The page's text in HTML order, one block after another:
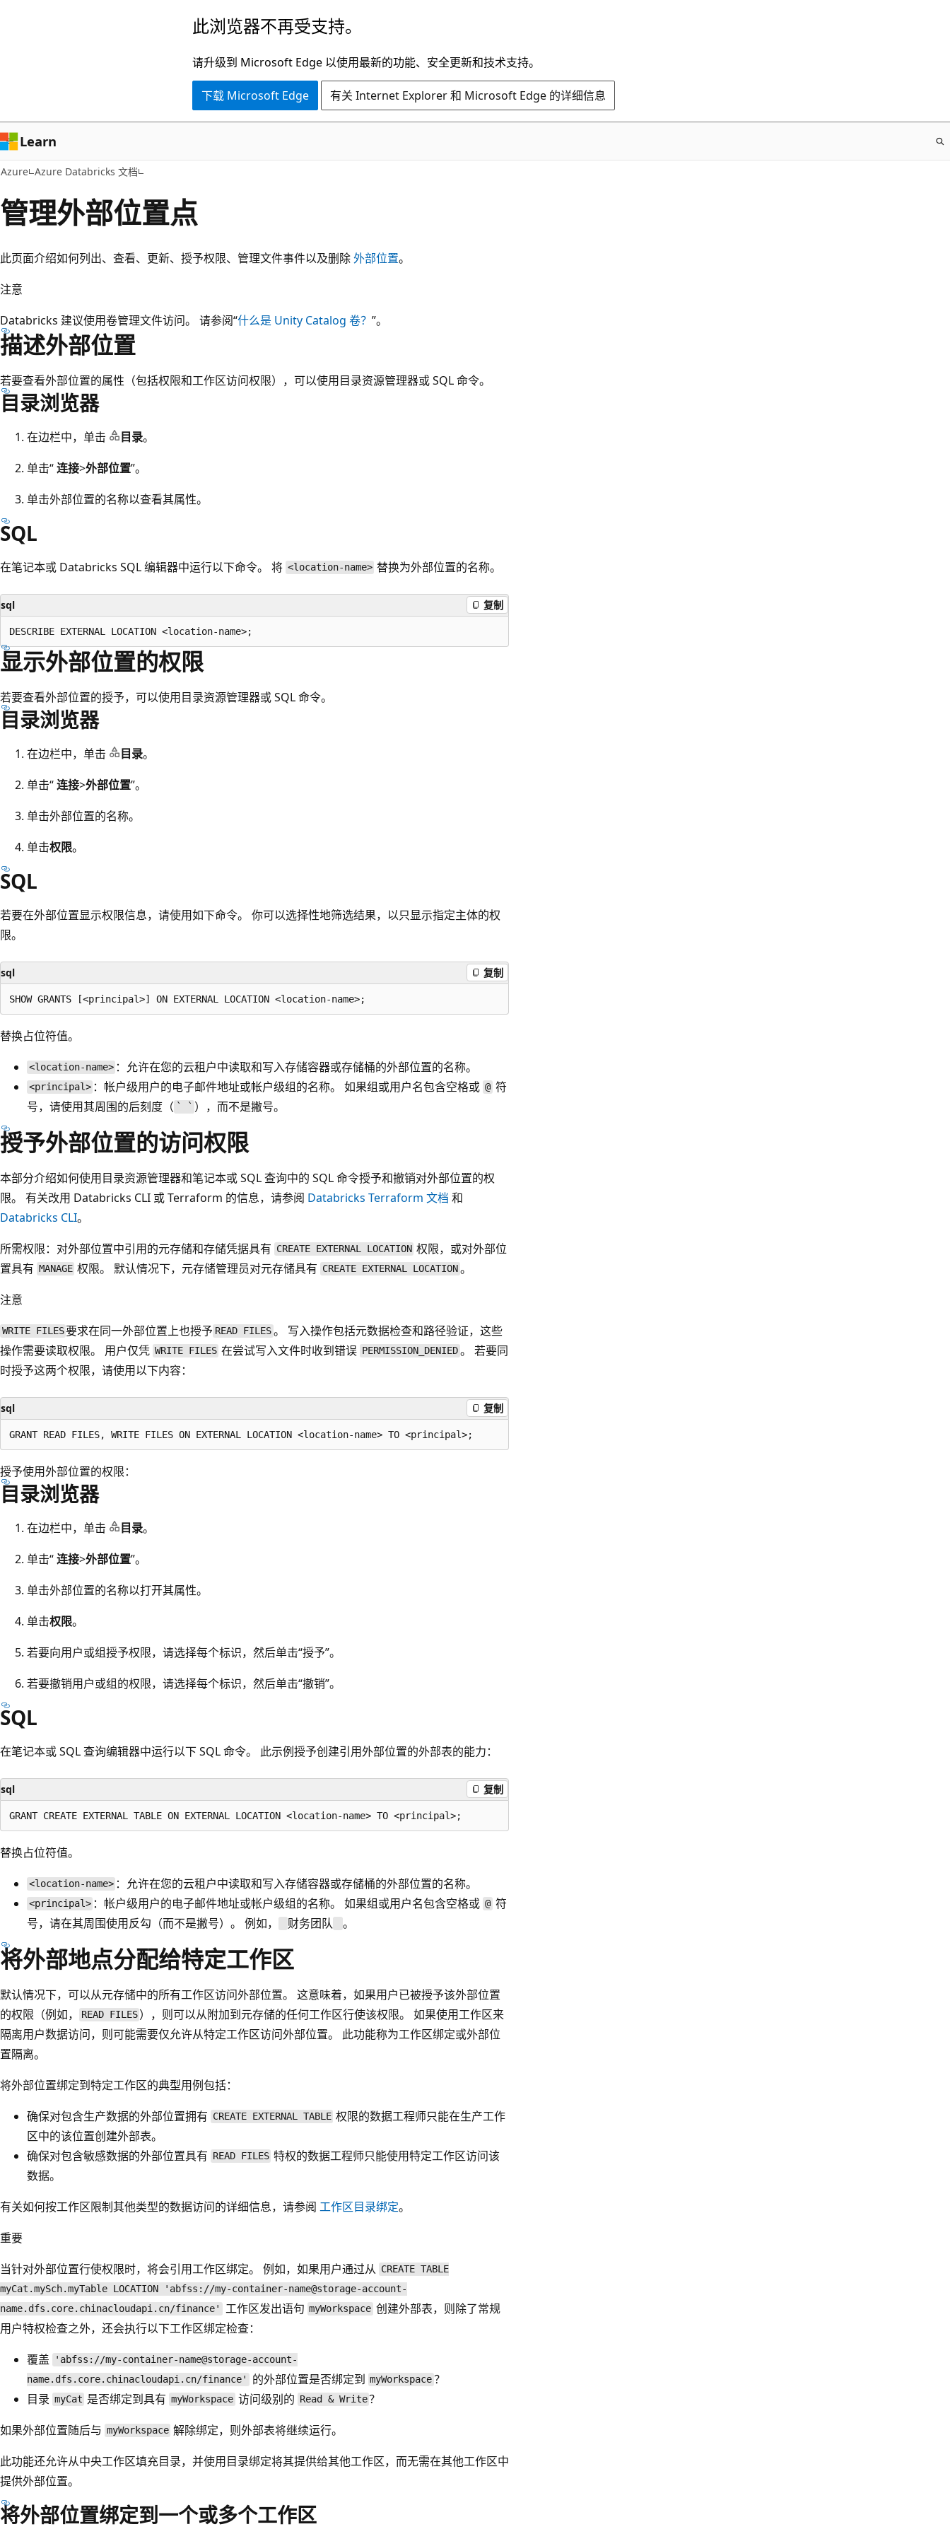
容
此浏览器不再受支持。
请升级到 Microsoft Edge 以使用最新的功能、安全更新和技术支持。
下载 Microsoft Edge 有关 Internet Explorer 和 Microsoft Edge 的详细信息
Learn
Azure Azure Databricks 文档
管理外部位置点
此页面介绍如何列出、查看、更新、授予权限、管理文件事件以及删除外部位置。
注意
Databricks 建议使用卷管理文件访问。 请参阅“什么是 Unity Catalog 卷？ ”。
描述外部位置
若要查看外部位置的属性（包括权限和工作区访问权限），可以使用目录资源管理器或 SQL 命令。
目录浏览器
在边栏中，单击 目录。
单击“连接>外部位置”。
单击外部位置的名称以查看其属性。
SQL
在笔记本或 Databricks SQL 编辑器中运行以下命令。 将 <location-name> 替换为外部位置的名称。
sql 复制
显示外部位置的权限
若要查看外部位置的授予，可以使用目录资源管理器或 SQL 命令。
目录浏览器
在边栏中，单击 目录。
单击“连接>外部位置”。
单击外部位置的名称。
单击权限。
SQL
若要在外部位置显示权限信息，请使用如下命令。 你可以选择性地筛选结果，以只显示指定主体的权
限。
sql 复制
替换占位符值。
<location-name> ：允许在您的云租户中读取和写入存储容器或存储桶的外部位置的名称。
<principal> ：帐户级用户的电子邮件地址或帐户级组的名称。 如果组或用户名包含空格或@符
号，请使用其周围的后刻度（ ` ` ），而不是撇号。
授予外部位置的访问权限
本部分介绍如何使用目录资源管理器和笔记本或 SQL 查询中的 SQL 命令授予和撤销对外部位置的权
限。 有关改用 Databricks CLI 或 Terraform 的信息，请参阅 Databricks Terraform 文档 和
Databricks CLI。
所需权限：对外部位置中引用的元存储和存储凭据具有 CREATE EXTERNAL LOCATION 权限，或对外部位
置具有 MANAGE 权限。 默认情况下，元存储管理员对元存储具有 CREATE EXTERNAL LOCATION。
注意
WRITE FILES要求在同一外部位置上也授予 READ FILES。 写入操作包括元数据检查和路径验证，这些
操作需要读取权限。 用户仅凭 WRITE FILES 在尝试写入文件时收到错误 PERMISSION_DENIED。 若要同
时授予这两个权限，请使用以下内容：
sql 复制
授予使用外部位置的权限：
目录浏览器
在边栏中，单击 目录。
单击“连接>外部位置”。
单击外部位置的名称以打开其属性。
单击权限。
若要向用户或组授予权限，请选择每个标识，然后单击“授予”。
若要撤销用户或组的权限，请选择每个标识，然后单击“撤销”。
SQL
在笔记本或 SQL 查询编辑器中运行以下 SQL 命令。 此示例授予创建引用外部位置的外部表的能力：
sql 复制
替换占位符值。
<location-name> ：允许在您的云租户中读取和写入存储容器或存储桶的外部位置的名称。
<principal> ：帐户级用户的电子邮件地址或帐户级组的名称。 如果组或用户名包含空格或@符
号，请在其周围使用反勾（而不是撇号）。 例如，
财务团队 。
将外部地点分配给特定工作区
默认情况下，可以从元存储中的所有工作区访问外部位置。 这意味着，如果用户已被授予该外部位置
的权限（例如，
READ FILES ），则可以从附加到元存储的任何工作区行使该权限。 如果使用工作区来
隔离用户数据访问，则可能需要仅允许从特定工作区访问外部位置。 此功能称为工作区绑定或外部位
置隔离。
将外部位置绑定到特定工作区的典型用例包括：
确保对包含生产数据的外部位置拥有 CREATE EXTERNAL TABLE 权限的数据工程师只能在生产工作
区中的该位置创建外部表。
确保对包含敏感数据的外部位置具有 READ FILES 特权的数据工程师只能使用特定工作区访问该
数据。
有关如何按工作区限制其他类型的数据访问的详细信息，请参阅 工作区目录绑定。
重要
当针对外部位置行使权限时，将会引用工作区绑定。 例如，如果用户通过从 CREATE TABLE
myCat.mySch.myTable LOCATION 'abfss://my-container-name@storage-account-
name.dfs.core.chinacloudapi.cn/finance'
工作区发出语句 myWorkspace 创建外部表，则除了常规
用户特权检查之外，还会执行以下工作区绑定检查：
覆盖
'abfss://my-container-name@storage-account-
name.dfs.core.chinacloudapi.cn/finance'
的外部位置是否绑定到 myWorkspace？
目录 myCat 是否绑定到具有 myWorkspace 访问级别的 Read & Write？
如果外部位置随后与 myWorkspace 解除绑定，则外部表将继续运行。
此功能还允许从中央工作区填充目录，并使用目录绑定将其提供给其他工作区，而无需在其他工作区中
提供外部位置。
将外部位置绑定到一个或多个工作区